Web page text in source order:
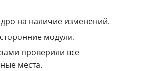
на наличие изменений.
модули.
проверили все
места.